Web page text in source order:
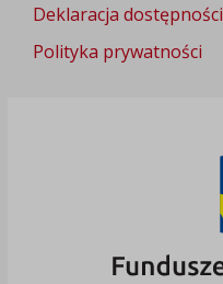
Deklaracja dostępności
Polityka prywatności